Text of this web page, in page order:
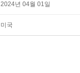
2024년 04월 01일
미국